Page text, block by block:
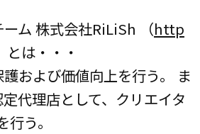
ム 株式会社RiLiSh （http
は・・・
および価値向上を行う。 ま
代理店として、クリエイタ
う。